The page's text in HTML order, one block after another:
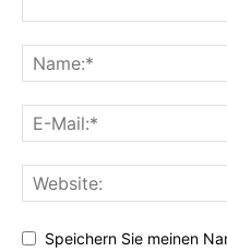
Speichern Sie meinen